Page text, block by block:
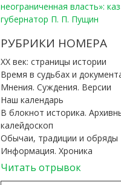
неограниченная власть»:
губернатор П. П. Пущин
РУБРИКИ НОМЕРА
ХХ век: страницы истории
Время в судьбах и
Мнения. Суждения. Версии
Наш календарь
В блокнот историка.
калейдоскоп
Обычаи, традиции и обряды
Информация. Хроника
Читать отрывок